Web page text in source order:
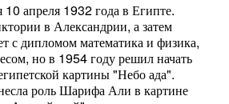
апреля 1932 года в Египте.
в Александрии, а затем
с дипломом математика и физика,
но в 1954 году решил начать
картины "Небо ада".
роль Шарифа Али в картине